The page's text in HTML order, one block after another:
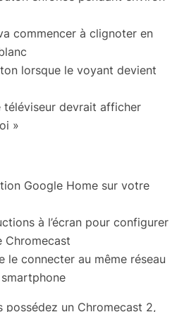
commencer à clignoter en
lorsque le voyant devient
téléviseur devrait afficher
»
Google Home sur votre
à l’écran pour configurer
Chromecast
le connecter au même réseau
possédez un Chromecast 2,